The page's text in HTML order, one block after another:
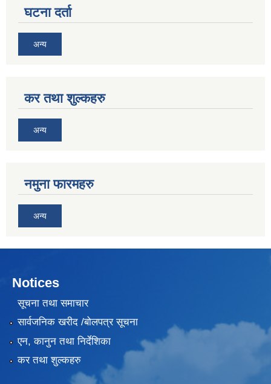
घटना दर्ता
अन्य
कर तथा शुल्कहरु
अन्य
नमुना फारमहरु
अन्य
Notices
सूचना तथा समाचार
सार्वजनिक खरीद /बोलपत्र सूचना
एन, कानुन तथा निर्देशिका
कर तथा शुल्कहरु